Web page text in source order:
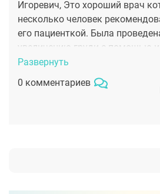
Игоревич, Это хороший врач
несколько человек
его пациенткой. Была
увеличению груди с помощью
эргономикс. Это качественный
долговечный Надеюсь что мне
длительное время. Результат
Развернуть
0 комментариев